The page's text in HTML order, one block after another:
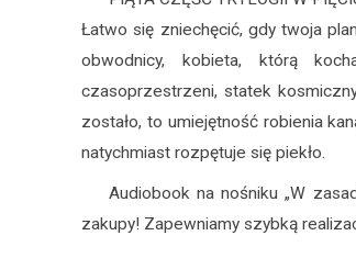
Łatwo się zniechęcić, gdy twoja
obwodnicy, kobieta, którą
czasoprzestrzeni, statek
zostało, to umiejętność robienia
natychmiast rozpętuje się piekło.
Audiobook na nośniku „W
zakupy! Zapewniamy szybką